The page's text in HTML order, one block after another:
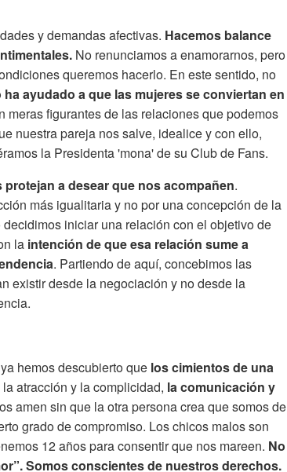
y demandas afectivas. Hacemos balance
No renunciamos a enamorarnos, pero
queremos hacerlo. En este sentido, no
ayudado a que las mujeres se conviertan en
meras figurantes de las relaciones que podemos
nuestra pareja nos salve, idealice y con ello,
la Presidenta 'mona' de su Club de Fans.
a desear que nos acompañen.
más igualitaria y no por una concepción de la
iniciar una relación con el objetivo de
la intención de que esa relación sume a
. Partiendo de aquí, concebimos las
existir desde la negociación y no desde la
hemos descubierto que los cimientos de una
atracción y la complicidad, la comunicación y
amen sin que la otra persona crea que somos de
grado de compromiso. Los chicos malos son
12 años para consentir que nos mareen. No
Somos conscientes de nuestros derechos.